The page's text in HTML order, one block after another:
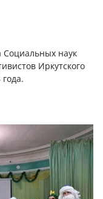
Социальных наук
Иркутского